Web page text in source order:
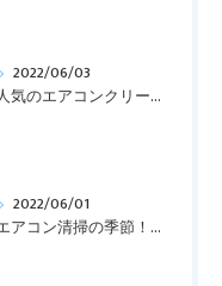
2022/06/03
人気のエアコンクリーニング！！
2022/06/01
エアコン清掃の季節！！！